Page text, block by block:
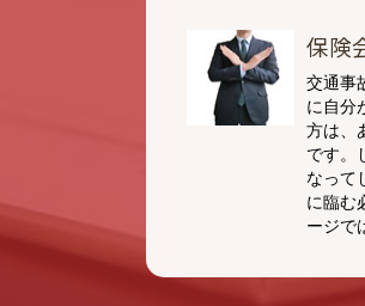
保険
交通事
に自分
方は、
です。
なって
に臨む
ージで